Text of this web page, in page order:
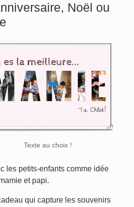
Noël ou
Texte au choix !
les petits-enfants comme idée
et papi.
qui capture les souvenirs